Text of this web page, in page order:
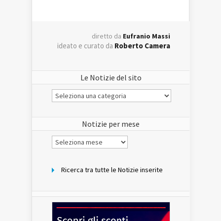
diretto da Eufranio Massi
ideato e curato da Roberto Camera
Le Notizie del sito
Le
Notizie
Notizie per mese
Notizie
per
Ricerca tra tutte le Notizie inserite